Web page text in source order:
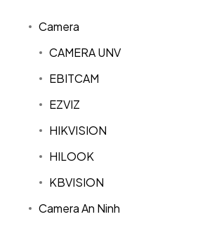
Camera
CAMERA UNV
EBITCAM
EZVIZ
HIKVISION
HILOOK
KBVISION
Camera An Ninh